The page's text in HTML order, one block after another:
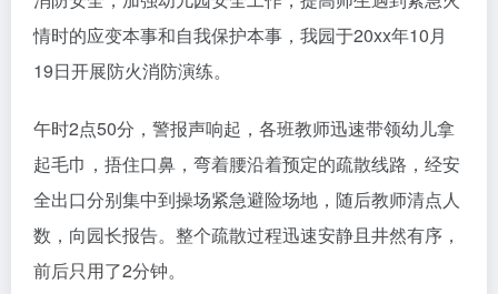
情时的应变本事和自我保护本事，我园于20xx年10月
19日开展防火消防演练。
午时2点50分，警报声响起，各班教师迅速带领幼儿拿
起毛巾，捂住口鼻，弯着腰沿着预定的疏散线路，经安
全出口分别集中到操场紧急避险场地，随后教师清点人
数，向园长报告。整个疏散过程迅速安静且井然有序，
前后只用了2分钟。